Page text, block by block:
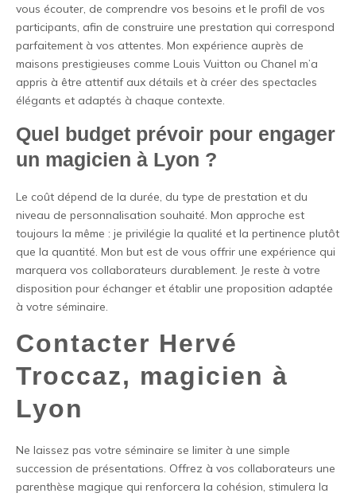
vous écouter, de comprendre vos besoins et le profil de vos
participants, afin de construire une prestation qui correspond
parfaitement à vos attentes. Mon expérience auprès de
maisons prestigieuses comme Louis Vuitton ou Chanel m’a
appris à être attentif aux détails et à créer des spectacles
élégants et adaptés à chaque contexte.
Quel budget prévoir pour engager
un magicien à Lyon ?
Le coût dépend de la durée, du type de prestation et du
niveau de personnalisation souhaité. Mon approche est
toujours la même : je privilégie la qualité et la pertinence plutôt
que la quantité. Mon but est de vous offrir une expérience qui
marquera vos collaborateurs durablement. Je reste à votre
disposition pour échanger et établir une proposition adaptée
à votre séminaire.
Contacter Hervé
Troccaz, magicien à
Lyon
Ne laissez pas votre séminaire se limiter à une simple
succession de présentations. Offrez à vos collaborateurs une
parenthèse magique qui renforcera la cohésion, stimulera la